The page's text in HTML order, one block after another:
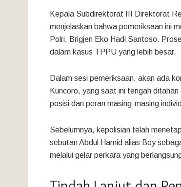
Kepala Subdirektorat III Direktorat
menjelaskan bahwa pemeriksaan ini
Polri, Brigjen Eko Hadi Santoso.
dalam kasus TPPU yang lebih besar.
Dalam sesi pemeriksaan, akan ada
Kuncoro, yang saat ini tengah
posisi dan peran masing-masing
Sebelumnya, kepolisian telah
sebutan Abdul Hamid alias Boy
melalui gelar perkara yang